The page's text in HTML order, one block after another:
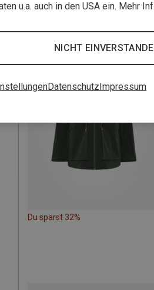
Du sparst 32%
u.a. auch in den USA ein. Mehr
NICHT
DatenschutzImpressum